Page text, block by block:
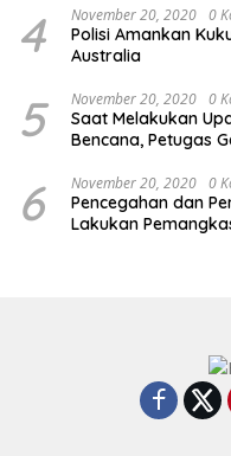
4 November 20, 2020 0
Polisi Amankan
Australia
5 November 20, 2020 0
Saat Melakukan
Bencana, Petugas
6 November 20, 2020 0
Pencegahan dan
Lakukan